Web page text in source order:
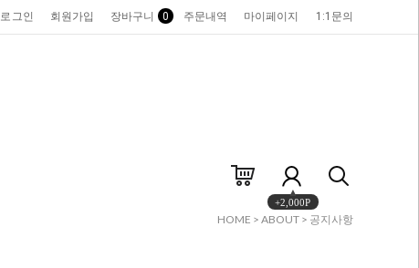
로그인 회원가입 장바구니 0 주문내역 마이페이지 1:1문의
+2,000P
HOME > ABOUT > 공지사항